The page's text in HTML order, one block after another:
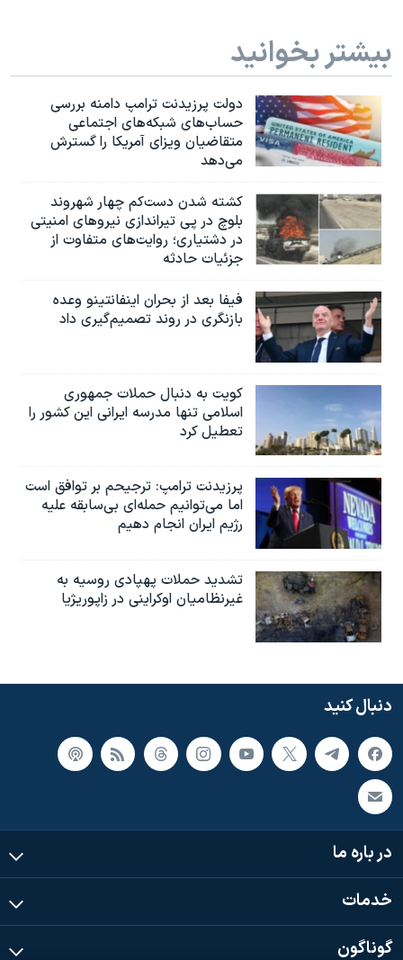
بیشتر بخوانید
دولت پرزیدنت ترامپ دامنه بررسی
حساب‌های شبکه‌های اجتماعی
متقاضیان ویزای آمریکا را گسترش
می‌دهد
کشته شدن دست‌کم چهار شهروند
بلوچ در پی تیراندازی نیروهای امنیتی
در دشتیاری؛ روایت‌های متفاوت از
جزئیات حادثه
فیفا بعد از بحران اینفانتینو وعده
بازنگری در روند تصمیم‌گیری داد
کویت به دنبال حملات جمهوری
اسلامی تنها مدرسه ایرانی این کشور را
تعطیل کرد
پرزیدنت ترامپ: ترجیحم بر توافق است
اما می‌توانیم حمله‌ای بی‌سابقه علیه
رژیم ایران انجام دهیم
تشدید حملات پهپادی روسیه به
غیرنظامیان اوکراینی در زاپوریژیا
دنبال کنید
در باره ما
خدمات
گوناگون